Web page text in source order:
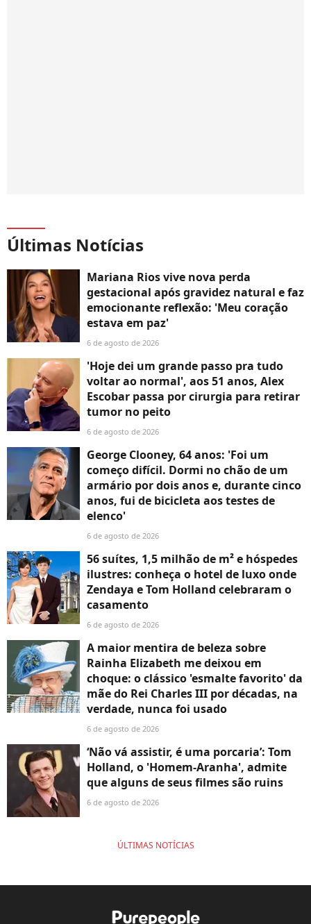
Últimas Notícias
Mariana Rios vive nova perda
gestacional após gravidez natural e faz
emocionante reflexão: 'Meu coração
estava em paz'
6 de agosto de 2026
'Hoje dei um grande passo pra tudo
voltar ao normal', aos 51 anos, Alex
Escobar passa por cirurgia para retirar
tumor no peito
6 de agosto de 2026
George Clooney, 64 anos: 'Foi um
começo difícil. Dormi no chão de um
armário por dois anos e, durante cinco
anos, fui de bicicleta aos testes de
elenco'
6 de agosto de 2026
56 suítes, 1,5 milhão de m² e hóspedes
ilustres: conheça o hotel de luxo onde
Zendaya e Tom Holland celebraram o
casamento
6 de agosto de 2026
A maior mentira de beleza sobre
Rainha Elizabeth me deixou em
choque: o clássico 'esmalte favorito' da
mãe do Rei Charles III por décadas, na
verdade, nunca foi usado
6 de agosto de 2026
‘Não vá assistir, é uma porcaria’: Tom
Holland, o 'Homem-Aranha', admite
que alguns de seus filmes são ruins
6 de agosto de 2026
ÚLTIMAS NOTÍCIAS